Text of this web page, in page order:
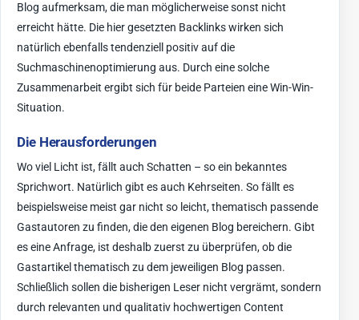
Blog aufmerksam, die man möglicherweise sonst nicht
erreicht hätte. Die hier gesetzten Backlinks wirken sich
natürlich ebenfalls tendenziell positiv auf die
Suchmaschinenoptimierung aus. Durch eine solche
Zusammenarbeit ergibt sich für beide Parteien eine Win-Win-
Situation.
Die Herausforderungen
Wo viel Licht ist, fällt auch Schatten – so ein bekanntes
Sprichwort. Natürlich gibt es auch Kehrseiten. So fällt es
beispielsweise meist gar nicht so leicht, thematisch passende
Gastautoren zu finden, die den eigenen Blog bereichern. Gibt
es eine Anfrage, ist deshalb zuerst zu überprüfen, ob die
Gastartikel thematisch zu dem jeweiligen Blog passen.
Schließlich sollen die bisherigen Leser nicht vergrämt, sondern
durch relevanten und qualitativ hochwertigen Content